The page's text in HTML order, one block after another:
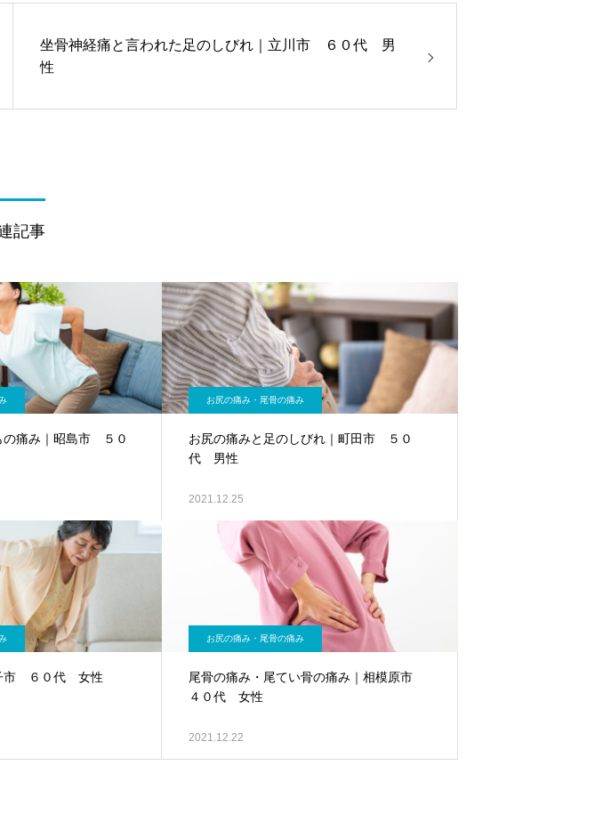
坐骨神経痛と言われた足のしびれ｜立川市 ６０代 男
性
記事
の痛み｜昭島市 ５０
お尻の痛み・尾骨の痛み
お尻の痛みと足のしびれ｜町田市 ５０
代 男性
2021.12.25
市 ６０代 女性
お尻の痛み・尾骨の痛み
尾骨の痛み・尾てい骨の痛み｜相模原市
４０代 女性
2021.12.22